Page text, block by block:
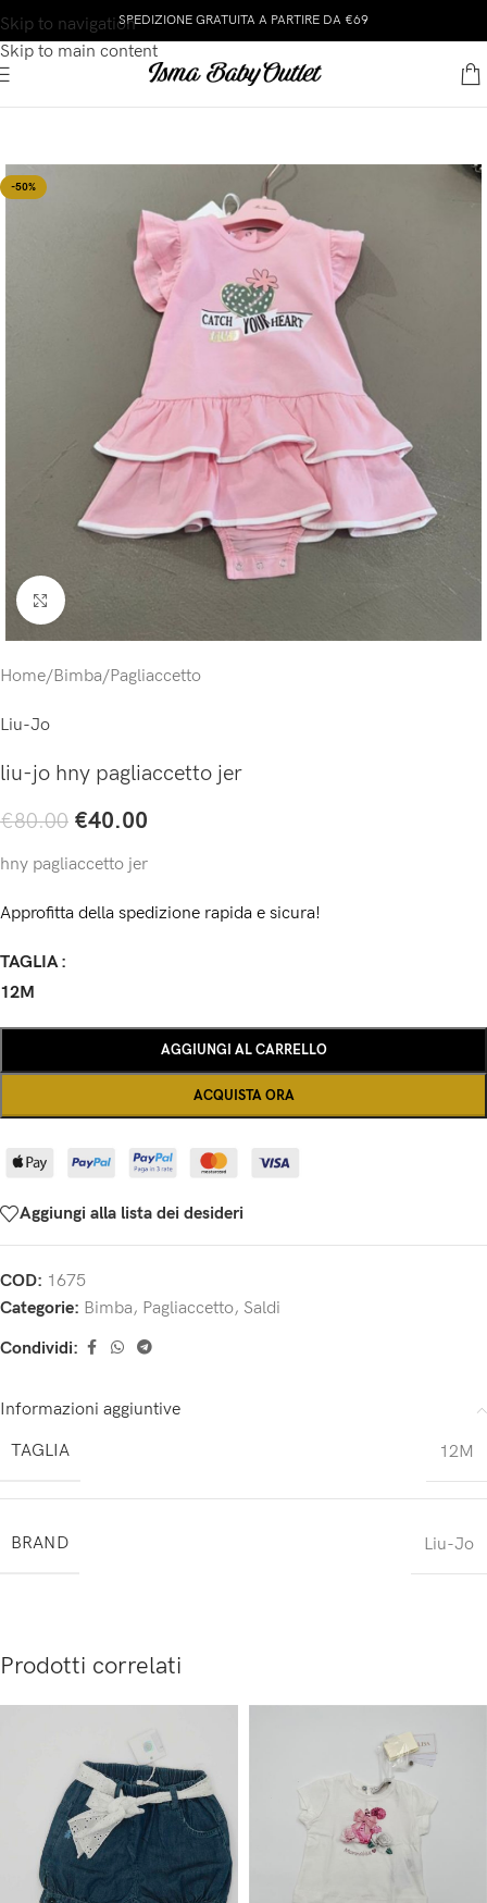
Skip to navigation
Skip to main content
SPEDIZIONE GRATUITA A PARTIRE DA €69
-50%
Click to enlarge
Home/Bimba/Pagliaccetto
Liu-Jo
liu-jo hny pagliaccetto jer
€80.00 €40.00
hny pagliaccetto jer
Approfitta della spedizione rapida e sicura!
TAGLIA
12M
AGGIUNGI AL CARRELLO
ACQUISTA ORA
Aggiungi alla lista dei desideri
COD: 1675
Categorie: Bimba, Pagliaccetto, Saldi
Condividi:
Informazioni aggiuntive
TAGLIA
12M
BRAND Liu-Jo
Prodotti correlati